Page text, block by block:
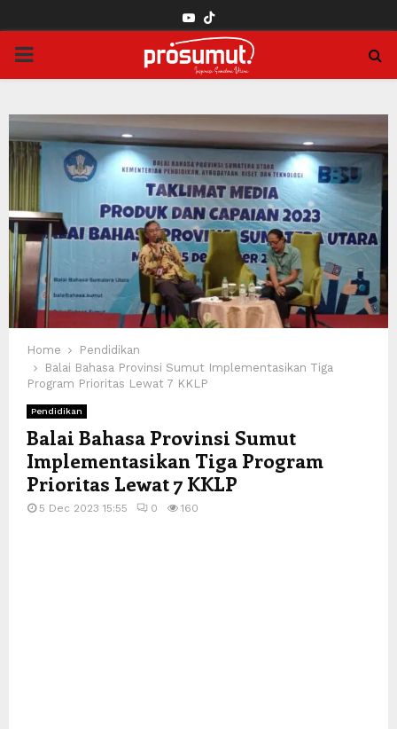
YOUTUBE
PRIMARY
Home
Pendidikan
Balai Bahasa Provinsi Sumut Implementasikan Tiga
Program Prioritas Lewat 7 KKLP
Pendidikan
Balai Bahasa Provinsi Sumut
Implementasikan Tiga Program
Prioritas Lewat 7 KKLP
5 Dec 2023 15:55 0 160